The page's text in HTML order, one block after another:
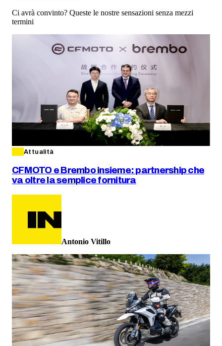
Ci avrà convinto? Queste le nostre sensazioni senza mezzi
termini
Attualità
CFMOTO e Brembo insieme: partnership che
va oltre la semplice fornitura
Antonio Vitillo